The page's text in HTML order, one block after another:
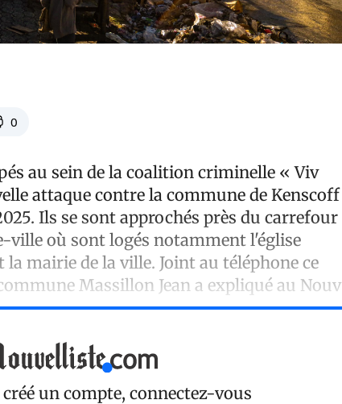
0
au sein de la coalition criminelle « Viv
attaque contre la commune de Kenscoff
Ils se sont approchés près du carrefour
ville où sont logés notamment l'église
mairie de la ville. Joint au téléphone ce
Massillon Jean a expliqué au Nouv
créé un compte, connectez-vous